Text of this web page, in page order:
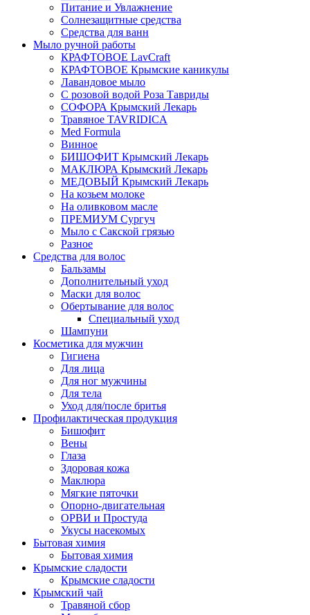
Питание и Увлажнение
Солнезащитные средства
Средства для ванн
Мыло ручной работы
КРАФТОВОЕ LavCraft
КРАФТОВОЕ Крымские каникулы
Лавандовое мыло
С розовой водой Роза Тавриды
СОФОРА Крымский Лекарь
Травяное TAVRIDICA
Med Formula
Винное
БИШОФИТ Крымский Лекарь
МАКЛЮРА Крымский Лекарь
МЕДОВЫЙ Крымский Лекарь
На козьем молоке
На оливковом масле
ПРЕМИУМ Сургуч
Мыло с Сакской грязью
Разное
Средства для волос
Бальзамы
Дополнительный уход
Маски для волос
Обертывание для волос
Специальный уход
Шампуни
Косметика для мужчин
Гигиена
Для лица
Для ног мужчины
Для тела
Уход для/после бритья
Профилактическая продукция
Бишофит
Вены
Глаза
Здоровая кожа
Маклюра
Мягкие пяточки
Опорно-двигательная
ОРВИ и Простуда
Укусы насекомых
Бытовая химия
Бытовая химия
Крымские сладости
Крымские сладости
Крымский чай
Травяной сбор